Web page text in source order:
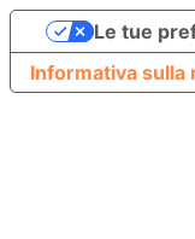
Informativa sulla
Le tue